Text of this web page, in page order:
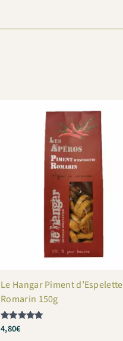
Le Hangar Piment d’Espelette
Romarin 150g
Note
5
4,80€